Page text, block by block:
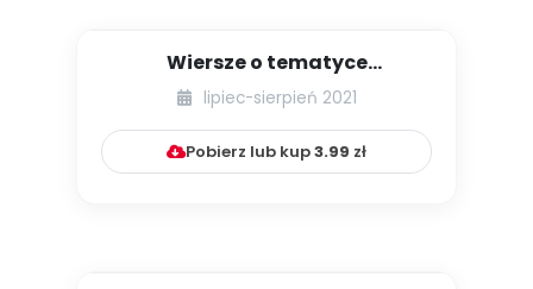
Wiersze o tematyce
ekologicznej
lipiec-sierpień 2021
Pobierz lub kup3.99 zł